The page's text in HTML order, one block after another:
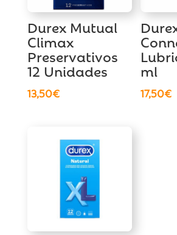
Durex Mutual
Climax
Preservativos
12 Unidades
13,50€
ml
17,50€